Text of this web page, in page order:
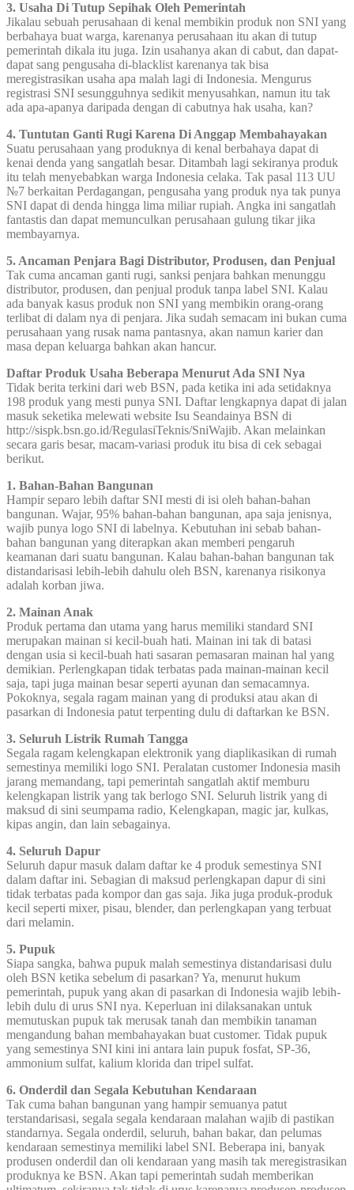
3. Usaha Di Tutup Sepihak Oleh Pemerintah
Jikalau sebuah perusahaan di kenal membikin produk non SNI yang
berbahaya buat warga, karenanya perusahaan itu akan di tutup
pemerintah dikala itu juga. Izin usahanya akan di cabut, dan dapat-
dapat sang pengusaha di-blacklist karenanya tak bisa
meregistrasikan usaha apa malah lagi di Indonesia. Mengurus
registrasi SNI sesungguhnya sedikit menyusahkan, namun itu tak
ada apa-apanya daripada dengan di cabutnya hak usaha, kan?
4. Tuntutan Ganti Rugi Karena Di Anggap Membahayakan
Suatu perusahaan yang produknya di kenal berbahaya dapat di
kenai denda yang sangatlah besar. Ditambah lagi sekiranya produk
itu telah menyebabkan warga Indonesia celaka. Tak pasal 113 UU
№7 berkaitan Perdagangan, pengusaha yang produk nya tak punya
SNI dapat di denda hingga lima miliar rupiah. Angka ini sangatlah
fantastis dan dapat memunculkan perusahaan gulung tikar jika
membayarnya.
5. Ancaman Penjara Bagi Distributor, Produsen, dan Penjual
Tak cuma ancaman ganti rugi, sanksi penjara bahkan menunggu
distributor, produsen, dan penjual produk tanpa label SNI. Kalau
ada banyak kasus produk non SNI yang membikin orang-orang
terlibat di dalam nya di penjara. Jika sudah semacam ini bukan cuma
perusahaan yang rusak nama pantasnya, akan namun karier dan
masa depan keluarga bahkan akan hancur.
Daftar Produk Usaha Beberapa Menurut Ada SNI Nya
Tidak berita terkini dari web BSN, pada ketika ini ada setidaknya
198 produk yang mesti punya SNI. Daftar lengkapnya dapat di jalan
masuk seketika melewati website Isu Seandainya BSN di
http://sispk.bsn.go.id/RegulasiTeknis/SniWajib. Akan melainkan
secara garis besar, macam-variasi produk itu bisa di cek sebagai
berikut.
1. Bahan-Bahan Bangunan
Hampir separo lebih daftar SNI mesti di isi oleh bahan-bahan
bangunan. Wajar, 95% bahan-bahan bangunan, apa saja jenisnya,
wajib punya logo SNI di labelnya. Kebutuhan ini sebab bahan-
bahan bangunan yang diterapkan akan memberi pengaruh
keamanan dari suatu bangunan. Kalau bahan-bahan bangunan tak
distandarisasi lebih-lebih dahulu oleh BSN, karenanya risikonya
adalah korban jiwa.
2. Mainan Anak
Produk pertama dan utama yang harus memiliki standard SNI
merupakan mainan si kecil-buah hati. Mainan ini tak di batasi
dengan usia si kecil-buah hati sasaran pemasaran mainan hal yang
demikian. Perlengkapan tidak terbatas pada mainan-mainan kecil
saja, tapi juga mainan besar seperti ayunan dan semacamnya.
Pokoknya, segala ragam mainan yang di produksi atau akan di
pasarkan di Indonesia patut terpenting dulu di daftarkan ke BSN.
3. Seluruh Listrik Rumah Tangga
Segala ragam kelengkapan elektronik yang diaplikasikan di rumah
semestinya memiliki logo SNI. Peralatan customer Indonesia masih
jarang memandang, tapi pemerintah sangatlah aktif memburu
kelengkapan listrik yang tak berlogo SNI. Seluruh listrik yang di
maksud di sini seumpama radio, Kelengkapan, magic jar, kulkas,
kipas angin, dan lain sebagainya.
4. Seluruh Dapur
Seluruh dapur masuk dalam daftar ke 4 produk semestinya SNI
dalam daftar ini. Sebagian di maksud perlengkapan dapur di sini
tidak terbatas pada kompor dan gas saja. Jika juga produk-produk
kecil seperti mixer, pisau, blender, dan perlengkapan yang terbuat
dari melamin.
5. Pupuk
Siapa sangka, bahwa pupuk malah semestinya distandarisasi dulu
oleh BSN ketika sebelum di pasarkan? Ya, menurut hukum
pemerintah, pupuk yang akan di pasarkan di Indonesia wajib lebih-
lebih dulu di urus SNI nya. Keperluan ini dilaksanakan untuk
memutuskan pupuk tak merusak tanah dan membikin tanaman
mengandung bahan membahayakan buat customer. Tidak pupuk
yang semestinya SNI kini ini antara lain pupuk fosfat, SP-36,
ammonium sulfat, kalium klorida dan tripel sulfat.
6. Onderdil dan Segala Kebutuhan Kendaraan
Tak cuma bahan bangunan yang hampir semuanya patut
terstandarisasi, segala segala kendaraan malahan wajib di pastikan
standarnya. Segala onderdil, seluruh, bahan bakar, dan pelumas
kendaraan semestinya memiliki label SNI. Beberapa ini, banyak
produsen onderdil dan oli kendaraan yang masih tak meregistrasikan
produknya ke BSN. Akan tapi pemerintah sudah memberikan